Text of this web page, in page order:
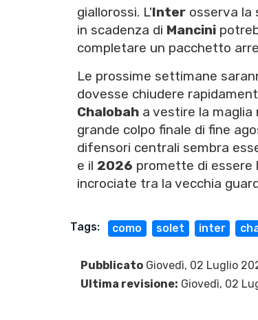
giallorossi. L'Inter osserva la
in scadenza di Mancini
completare un pacchetto
Le prossime settimane
dovesse chiudere
Chalobah a vestire la maglia
grande colpo finale di fine
difensori centrali sembra
e il 2026 promette di essere
incrociate tra la vecchia
Tags: como solet inter
Pubblicato Giovedì, 02 Luglio
Ultima revisione: Giovedì, 02